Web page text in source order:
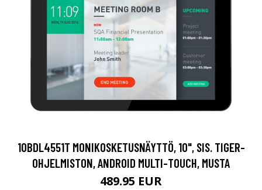
10BDL4551T MONIKOSKETUSNÄYTTÖ, 10", SIS. TIGER-
OHJELMISTON, ANDROID MULTI-TOUCH, MUSTA
489.95 EUR